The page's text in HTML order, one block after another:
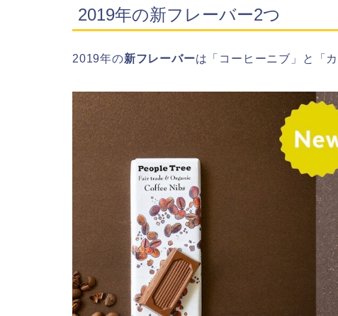
2019年の新フレーバー2つ
2019年の新フレーバーは「コーヒーニブ」と「